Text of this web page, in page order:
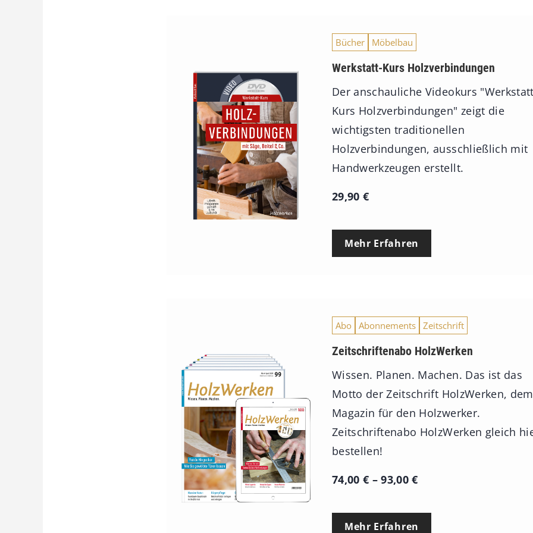
Bücher Möbelbau
Werkstatt-Kurs Holzverbindungen
Der anschauliche Videokurs
Kurs Holzverbindungen" zeigt die
wichtigsten traditionellen
Holzverbindungen, ausschließlich mit
Handwerkzeugen erstellt.
29,90 €
Mehr Erfahren
Abo Abonnements Zeitschrift
Zeitschriftenabo HolzWerken
Wissen. Planen. Machen. Das ist das
Motto der Zeitschrift HolzWerken, dem
Magazin für den Holzwerker.
Zeitschriftenabo HolzWerken gleich
bestellen!
74,00 € –93,00€P
e
Mehr Erfahren